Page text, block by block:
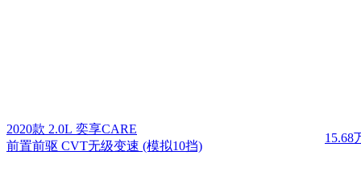
2020款 2.0L 奕享CARE
前置前驱 CVT无级变速 (模拟10挡)
15.68